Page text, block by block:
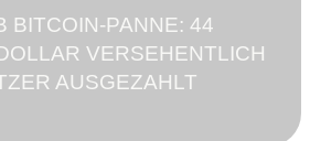
BITCOIN-PANNE: 44
VERSEHENTLICH
AUSGEZAHLT